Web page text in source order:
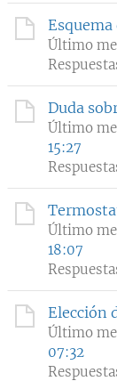
Esquema
Último
Duda
Último
15:27
Último
18:07
Elección
Último
07:32